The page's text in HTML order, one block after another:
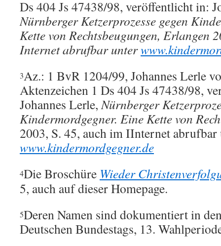
Ds 404 Js 47438/98, veröffentlicht in:
Nürnberger Ketzerprozesse gegen
Kette von Rechtsbeugungen, Erlangen
Internet abrufbar unter
3Az.: 1 BvR 1204/99, Johannes Lerle
Aktenzeichen 1 Ds 404 Js 47438/98,
Johannes Lerle,Nürnberger
Kindermordgegner. Eine Kette von
2003, S. 45, auch im IInternet abrufbar
www.kindermordgegner.de
4Die Broschüre Wieder
5, auch auf dieser Homepage.
5Deren Namen sind dokumentiert in
Deutschen Bundestags, 13.